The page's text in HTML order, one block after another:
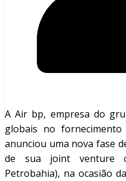
A Air bp, empresa do
globais no fornecimento
anunciou uma nova fase
de sua joint venture
Petrobahia), na ocasião